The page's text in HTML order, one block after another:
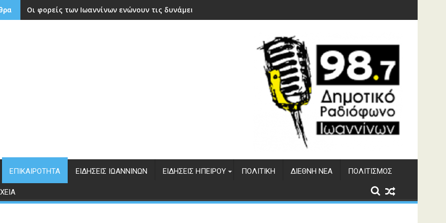
Οι φορείς των Ιωαννίνων ενώνουν τις δυνάμεις τους για τη στήριξη των πυρόπληκτων
ΕΠΙΚΑΙΡΌΤΗΤΑ ΕΙΔΉΣΕΙΣ ΙΩΑΝΝΊΝΩΝ ΕΙΔΉΣΕΙΣ ΗΠΕΊΡΟΥ ΠΟΛΙΤΙΚΉ ΔΙΕΘΝΉ ΝΈΑ ΠΟΛΙΤΙΣΜΌΣ